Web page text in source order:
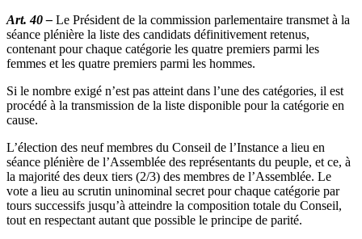
Art. 40 – Le Président de la commission parlementaire transmet à la
séance plénière la liste des candidats définitivement retenus,
contenant pour chaque catégorie les quatre premiers parmi les
femmes et les quatre premiers parmi les hommes.
Si le nombre exigé n’est pas atteint dans l’une des catégories, il est
procédé à la transmission de la liste disponible pour la catégorie en
cause.
L’élection des neuf membres du Conseil de l’Instance a lieu en
séance plénière de l’Assemblée des représentants du peuple, et ce, à
la majorité des deux tiers (2/3) des membres de l’Assemblée. Le
vote a lieu au scrutin uninominal secret pour chaque catégorie par
tours successifs jusqu’à atteindre la composition totale du Conseil,
tout en respectant autant que possible le principe de parité.